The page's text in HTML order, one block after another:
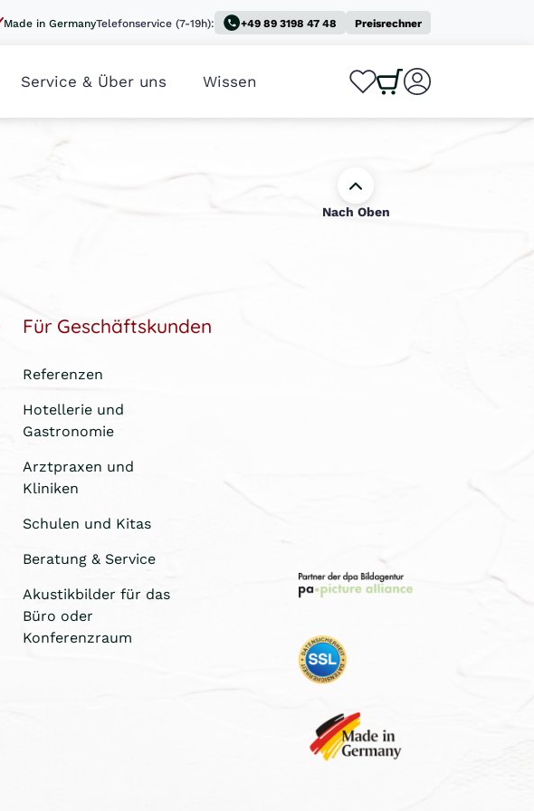
Made in GermanyTelefonservice (7-19h): +49 89 3198 47 48 Preisrechner
Service & Über uns Wissen 0
Nach Oben
Für Geschäftskunden
Referenzen
Hotellerie und
Gastronomie
Arztpraxen und
Kliniken
Schulen und Kitas
Beratung & Service
Akustikbilder für das
Büro oder
Konferenzraum